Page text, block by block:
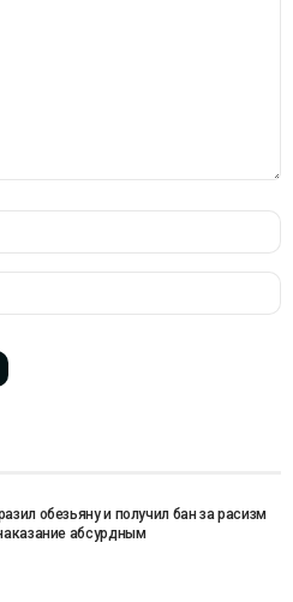
обезьяну и получил бан за расизм
абсурдным